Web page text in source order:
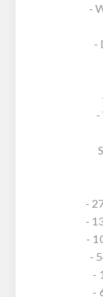
-
-
-
-
-
-
-
-
-